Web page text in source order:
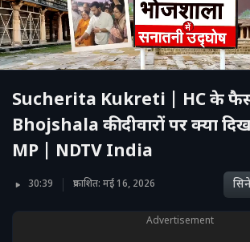
Sucherita Kukreti | HC के
Bhojshala की दीवारों पर क्या
MP | NDTV India
30:39 प्रकाशित: मई 16, 2026
Advertisement